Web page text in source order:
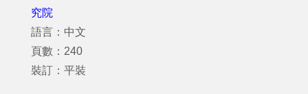
究院
語言：中文
頁數：240
裝訂：平裝